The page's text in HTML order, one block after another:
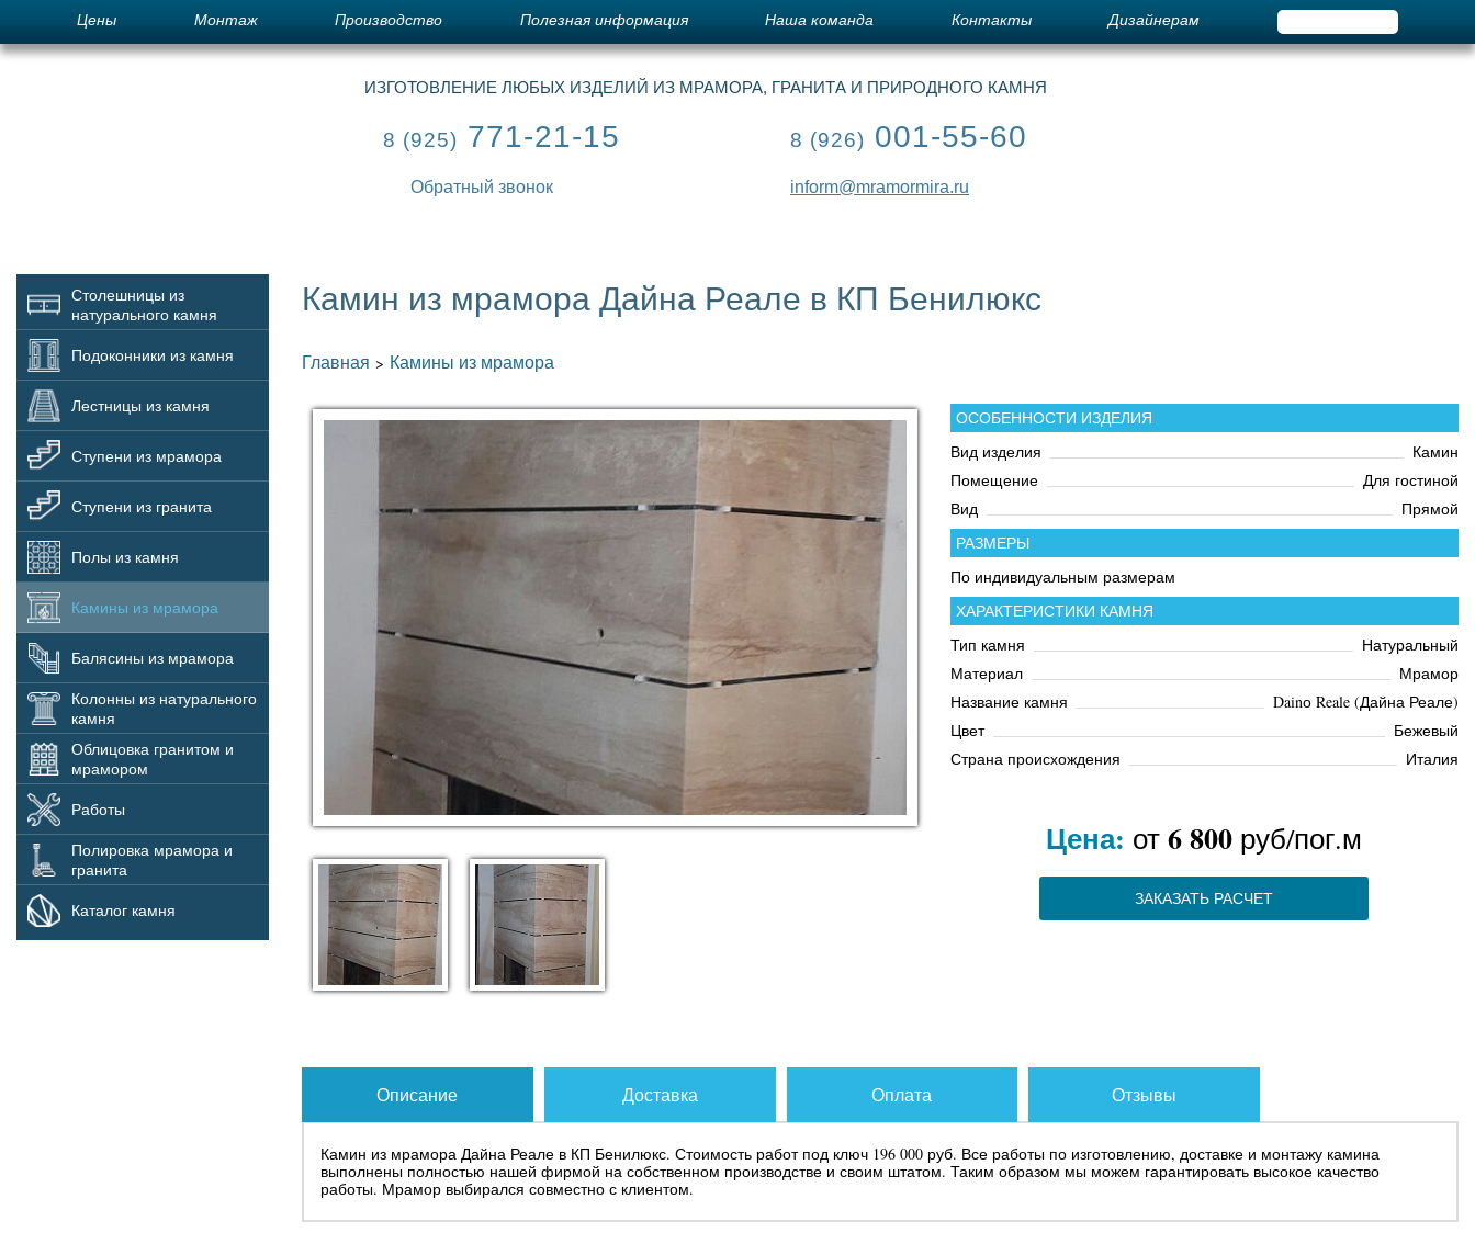
Цены Монтаж Производство Полезная информация Наша команда Контакты Дизайнерам
ИЗГОТОВЛЕНИЕ ЛЮБЫХ ИЗДЕЛИЙ ИЗ МРАМОРА, ГРАНИТА И ПРИРОДНОГО КАМНЯ
8 (925) 771-21-15
Обратный звонок
8 (926) 001-55-60
inform@mramormira.ru
Столешницы из
натурального камня
Подоконники из камня
Лестницы из камня
Ступени из мрамора
Ступени из гранита
Полы из камня
Камины из мрамора
Балясины из мрамора
Колонны из натурального
камня
Облицовка гранитом и
мрамором
Работы
Полировка мрамора и
гранита
Каталог камня
Камин из мрамора Дайна Реале в КП Бенилюкс
Главная > Камины из мрамора
ОСОБЕННОСТИ ИЗДЕЛИЯ
Вид изделия
Камин
Помещение
Для гостиной
Вид
Прямой
РАЗМЕРЫ
По индивидуальным размерам
ХАРАКТЕРИСТИКИ КАМНЯ
Тип камня
Натуральный
Материал
Мрамор
Название камня
Dainо Reale (Дайна Реале)
Цвет
Бежевый
Страна происхождения
Италия
Цена: от6 800 руб/пог.м
ЗАКАЗАТЬ РАСЧЕТ
Описание Доставка Оплата Отзывы
Камин из мрамора Дайна Реале в КП Бенилюкс. Стоимость работ под ключ 196 000 руб. Все работы по изготовлению, доставке и монтажу камина
выполнены полностью нашей фирмой на собственном производстве и своим штатом. Таким образом мы можем гарантировать высокое качество
работы. Мрамор выбирался совместно с клиентом.